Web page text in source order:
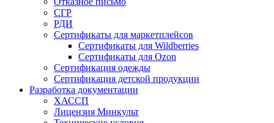
СГР
РДИ
Сертификаты для маркетплейсов
Сертификаты для Wildberries
Сертификаты для Ozon
Сертификация одежды
Сертификация детской продукции
Разработка документации
ХАССП
Лицензия Минкульт